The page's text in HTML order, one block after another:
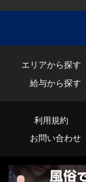
エリアから探す
給与から探す
利用規約
お問い合わせ